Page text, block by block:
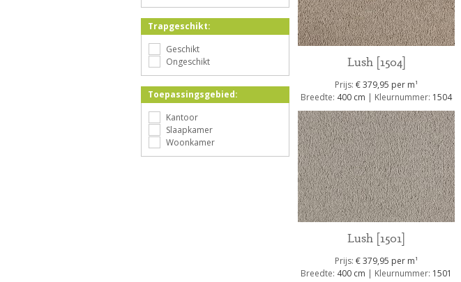
Trapgeschikt:
Geschikt
Ongeschikt
Toepassingsgebied:
Kantoor
Slaapkamer
Woonkamer
Lush [1504]
Prijs: € 379,95 per m1
Breedte: 400 cm | Kleurnummer: 1504
Lush [1501]
Prijs: € 379,95 per m1
Breedte: 400 cm | Kleurnummer: 1501